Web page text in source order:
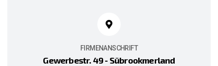
FIRMENANSCHRIFT
Gewerbestr. 49 - Sübrookmerland